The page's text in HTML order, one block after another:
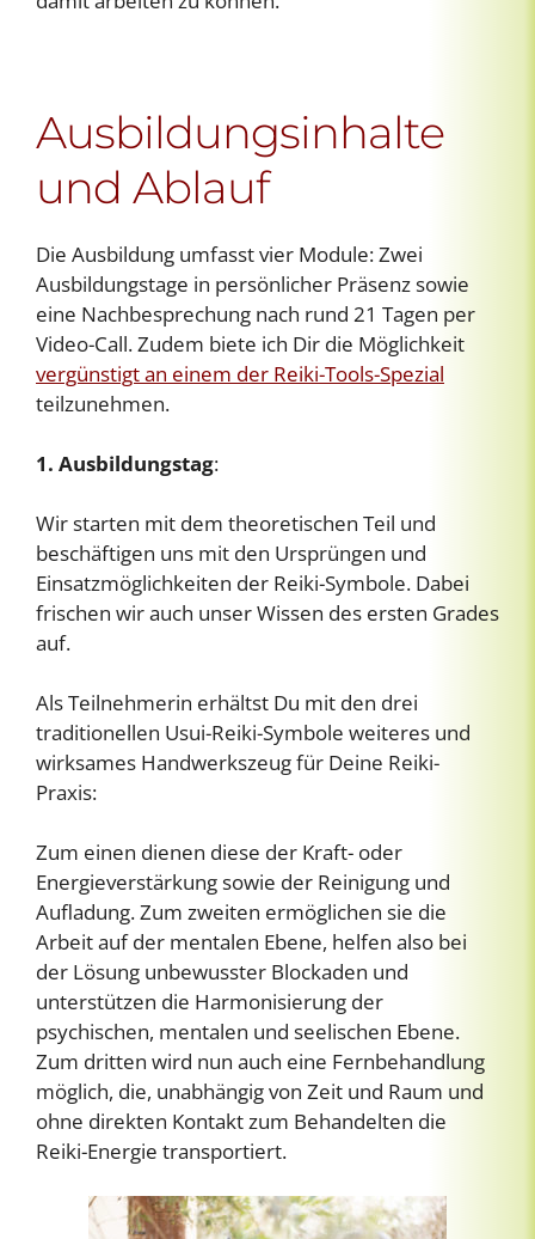
Ausbildungsinhalte
und Ablauf
Die Ausbildung umfasst vier Module: Zwei
Ausbildungstage in persönlicher Präsenz sowie
eine Nachbesprechung nach rund 21 Tagen per
Video-Call. Zudem biete ich Dir die Möglichkeit
vergünstigt an einem der Reiki-Tools-Spezial
teilzunehmen.
1. Ausbildungstag:
Wir starten mit dem theoretischen Teil und
beschäftigen uns mit den Ursprüngen und
Einsatzmöglichkeiten der Reiki-Symbole. Dabei
frischen wir auch unser Wissen des ersten Grades
auf.
Als Teilnehmerin erhältst Du mit den drei
traditionellen Usui-Reiki-Symbole weiteres und
wirksames Handwerkszeug für Deine Reiki-
Praxis:
Zum einen dienen diese der Kraft- oder
Energieverstärkung sowie der Reinigung und
Aufladung. Zum zweiten ermöglichen sie die
Arbeit auf der mentalen Ebene, helfen also bei
der Lösung unbewusster Blockaden und
unterstützen die Harmonisierung der
psychischen, mentalen und seelischen Ebene.
Zum dritten wird nun auch eine Fernbehandlung
möglich, die, unabhängig von Zeit und Raum und
ohne direkten Kontakt zum Behandelten die
Reiki-Energie transportiert.